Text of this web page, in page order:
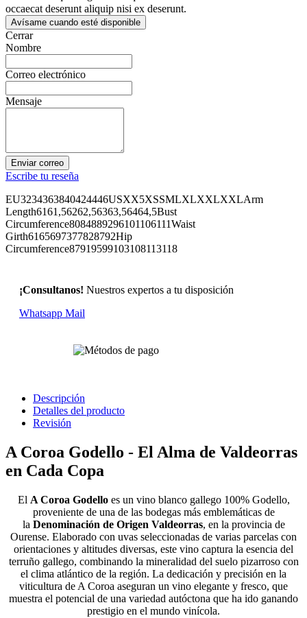
occaecat deserunt aliquip nisi ex deserunt.
Avísame cuando esté disponible
Cerrar
Nombre
Correo electrónico
Mensaje
Enviar correo
Escribe tu reseña
EU3234363840424446USXX5XSSMLXLXXLXXLArm
Length6161,56262,56363,56464,5Bust
Circumference8084889296101106111Waist
Girth6165697377828792Hip
Circumference87919599103108113118
¡Consultanos! Nuestros expertos a tu disposición
Whatsapp Mail
Descripción
Detalles del producto
Revisión
A Coroa Godello - El Alma de Valdeorras
en Cada Copa
El A Coroa Godelloes un vino blanco gallego 100% Godello,
proveniente de una de las bodegas más emblemáticas de
la Denominación de Origen Valdeorras, en la provincia de
Ourense. Elaborado con uvas seleccionadas de varias parcelas con
orientaciones y altitudes diversas, este vino captura la esencia del
terruño gallego, combinando la mineralidad del suelo pizarroso con
el clima atlántico de la región. La dedicación y precisión en la
viticultura de A Coroa aseguran un vino elegante y fresco, que
muestra el potencial de una variedad autóctona que ha ido ganando
prestigio en el mundo vinícola.